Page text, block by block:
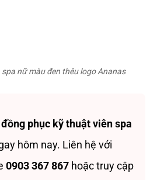
nữ màu đen thêu logo Ananas
đồng phục kỹ thuật viên spa
hôm nay. Liên hệ với
0903 367 867 hoặc truy cập